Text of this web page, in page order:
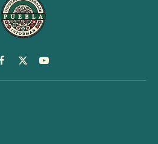
Facebook
X
(Twitter)
YouTube